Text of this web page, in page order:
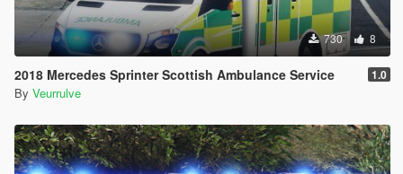
730 8
2018 Mercedes Sprinter Scottish Ambulance Service 1.0
By Veurrulve